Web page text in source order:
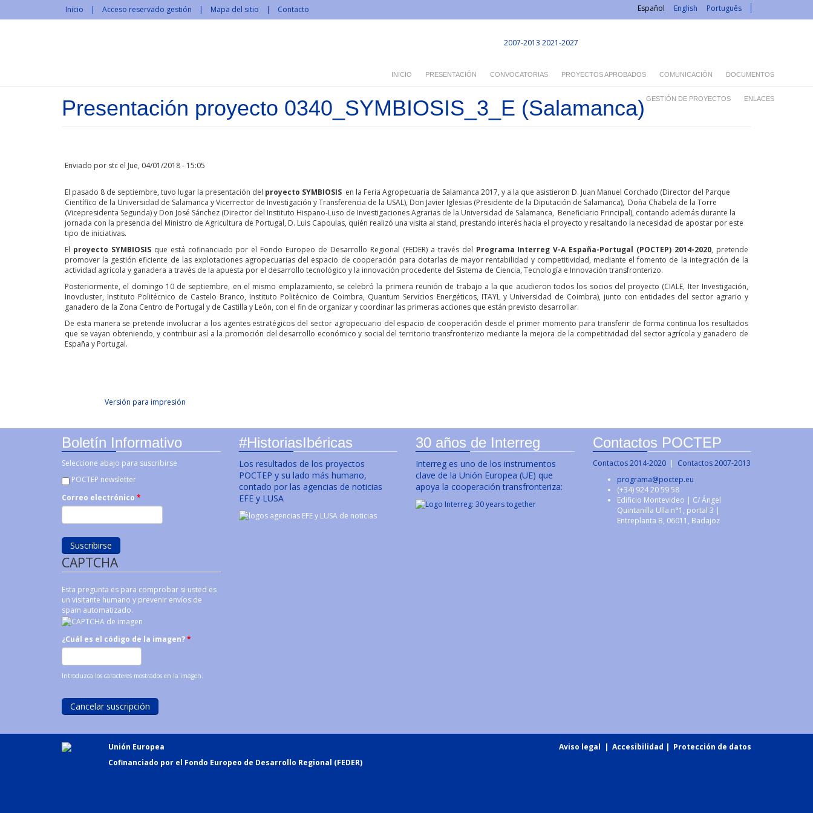
Pasar al contenido principal
Inicio Acceso reservado gestión Mapa del sitio Contacto Español English Português
INICIO PRESENTACIÓN CONVOCATORIAS PROYECTOS APROBADOS COMUNICACIÓN DOCUMENTOS
GESTIÓN DE PROYECTOS ENLACES
2007-2013 2021-2027
Presentación proyecto 0340_SYMBIOSIS_3_E (Salamanca)
Enviado por stc el Jue, 04/01/2018 - 15:05
El pasado 8 de septiembre, tuvo lugar la presentación del proyecto SYMBIOSIS en la Feria Agropecuaria de Salamanca 2017, y a la que asistieron D. Juan Manuel Corchado (Director del Parque
Científico de la Universidad de Salamanca y Vicerrector de Investigación y Transferencia de la USAL), Don Javier Iglesias (Presidente de la Diputación de Salamanca), Doña Chabela de la Torre
(Vicepresidenta Segunda) y Don José Sánchez (Director del Instituto Hispano-Luso de Investigaciones Agrarias de la Universidad de Salamanca, Beneficiario Principal), contando además durante la
jornada con la presencia del Ministro de Agricultura de Portugal, D. Luis Capoulas, quién realizó una visita al stand, prestando interés hacia el proyecto y resaltando la necesidad de apostar por este
tipo de iniciativas.
El proyecto SYMBIOSISque está cofinanciado por el Fondo Europeo de Desarrollo Regional (FEDER) a través del Programa Interreg V-A España-Portugal (POCTEP) 2014-2020, pretende
promover la gestión eficiente de las explotaciones agropecuarias del espacio de cooperación para dotarlas de mayor rentabilidad y competitividad, mediante el fomento de la integración de la
actividad agrícola y ganadera a través de la apuesta por el desarrollo tecnológico y la innovación procedente del Sistema de Ciencia, Tecnología e Innovación transfronterizo.
Posteriormente, el domingo 10 de septiembre, en el mismo emplazamiento, se celebró la primera reunión de trabajo a la que acudieron todos los socios del proyecto (CIALE, Iter Investigación,
Inovcluster, Instituto Politécnico de Castelo Branco, Instituto Politécnico de Coimbra, Quantum Servicios Energéticos, ITAYL y Universidad de Coimbra), junto con entidades del sector agrario y
ganadero de la Zona Centro de Portugal y de Castilla y León, con el fin de organizar y coordinar las primeras acciones que están previsto desarrollar.
De esta manera se pretende involucrar a los agentes estratégicos del sector agropecuario del espacio de cooperación desde el primer momento para transferir de forma continua los resultados
que se vayan obteniendo, y contribuir así a la promoción del desarrollo económico y social del territorio transfronterizo mediante la mejora de la competitividad del sector agrícola y ganadero de
España y Portugal.
Facebook Like
Tweet Widget
Linkedin Share Button
Versión para impresión
Boletín Informativo
Seleccione abajo para suscribirse
POCTEP newsletter
Correo electrónico *
CAPTCHA
Esta pregunta es para comprobar si usted es
un visitante humano y prevenir envíos de
spam automatizado.
¿Cuál es el código de la imagen?*
Introduzca los caracteres mostrados en la imagen.
#HistoriasIbéricas
Los resultados de los proyectos
POCTEP y su lado más humano,
contado por las agencias de noticias
EFE y LUSA
30 años de Interreg
Interreg es uno de los instrumentos
clave de la Unión Europea (UE) que
apoya la cooperación transfronteriza:
Contactos POCTEP
Contactos 2014-2020| Contactos 2007-2013
programa@poctep.eu
(+34) 924 20 59 58
Edificio Montevideo | C/ Ángel
Quintanilla Ulla n°1, portal 3 |
Entreplanta B, 06011, Badajoz
Unión Europea
Cofinanciado por el Fondo Europeo de Desarrollo Regional (FEDER)
Aviso legal | Accesibilidad | Protección de datos